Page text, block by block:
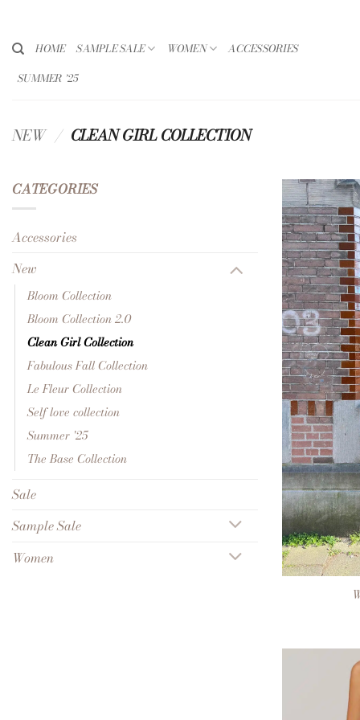
inhoudHOME SAMPLE SALE WOMEN
ACCESSORIES
SUMMER ’25
NEW / CLEAN GIRL COLLECTION
CATEGORIES
Accessories
New
Bloom Collection
Bloom Collection 2.0
Clean Girl Collection
Fabulous Fall Collection
Le Fleur Collection
Self love collection
Summer '25
The Base Collection
Sale
Sample Sale
Women